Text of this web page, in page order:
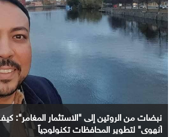
نبضات من الروتين إلى "الاستثمار المغامر":
آنهوي" لتطوير المحافظات تكنولوجياً